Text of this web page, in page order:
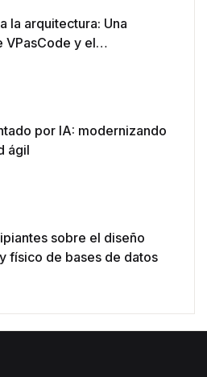
la arquitectura: Una
VPasCode y el
por IA
por IA: modernizando
ágil
sobre el diseño
físico de bases de datos